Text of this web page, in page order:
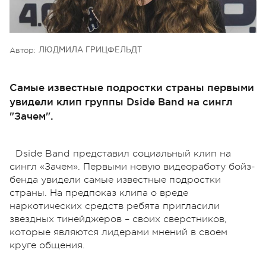
Автор: ЛЮДМИЛА ГРИЦФЕЛЬДТ
Самые известные подростки страны первыми
увидели клип группы Dside Band на сингл
"Зачем".
Dside Band представил социальный клип на
сингл «Зачем». Первыми новую видеоработу бойз-
бенда увидели самые известные подростки
страны. На предпоказ клипа о вреде
наркотических средств ребята пригласили
звездных тинейджеров – своих сверстников,
которые являются лидерами мнений в своем
круге общения.